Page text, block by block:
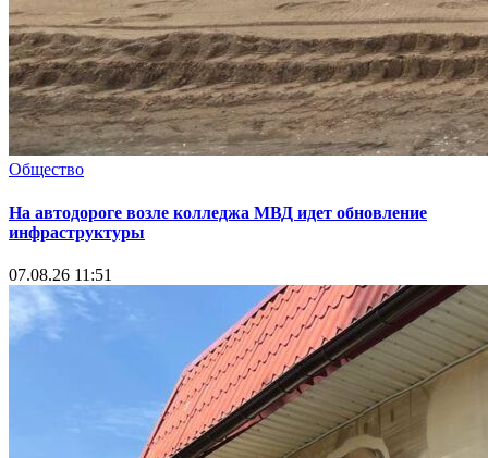
Общество
На автодороге возле колледжа МВД идет обновление
инфраструктуры
07.08.26 11:51